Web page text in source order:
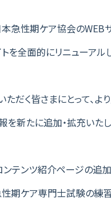
急性期ケア協会のWEB
を全面的にリニューアル
ただく皆さまにとって、
を新たに追加・拡充いたし
テンツ紹介ページの追加
性期ケア専門士試験の練